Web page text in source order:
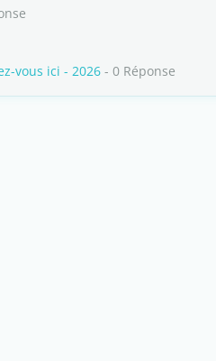
vous ici - 2026 - 0 Réponse